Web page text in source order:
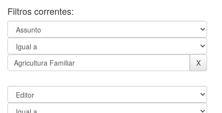
Filtros correntes: